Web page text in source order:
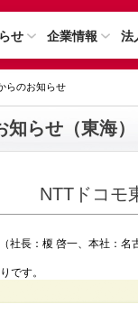
せ 企業情報 法
らのお知らせ
らせ（東海）
NTTドコ
社長：榎 啓一、本社：
です。